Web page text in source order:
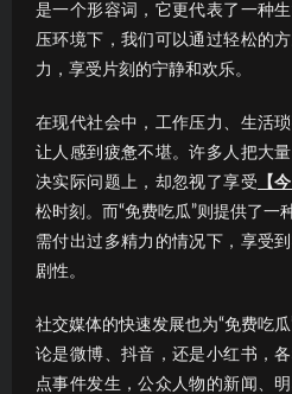
是一个形容词，它更代表了一种
压环境下，我们可以通过轻松的
力，享受片刻的宁静和欢乐。
在现代社会中，工作压力、生活
让人感到疲惫不堪。许多人把大
决实际问题上，却忽视了享受 【
松时刻。而“免费吃瓜”则提供了一
需付出过多精力的情况下，享受
剧性。
社交媒体的快速发展也为“免费吃
论是微博、抖音，还是小红书，
点事件发生，公众人物的新闻、